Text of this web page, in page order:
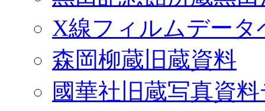
X線フィルムデータ
森岡柳蔵旧蔵資料
國華社旧蔵写真資